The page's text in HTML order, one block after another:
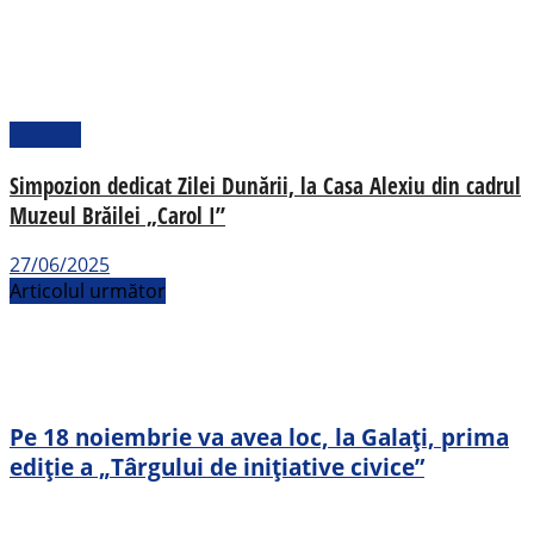
Simpozion dedicat Zilei Dunării, la Casa Alexiu din cadrul
Muzeul Brăilei „Carol I”
27/06/2025
Articolul următor
Pe 18 noiembrie va avea loc, la Galați, prima
ediție a „Târgului de inițiative civice”